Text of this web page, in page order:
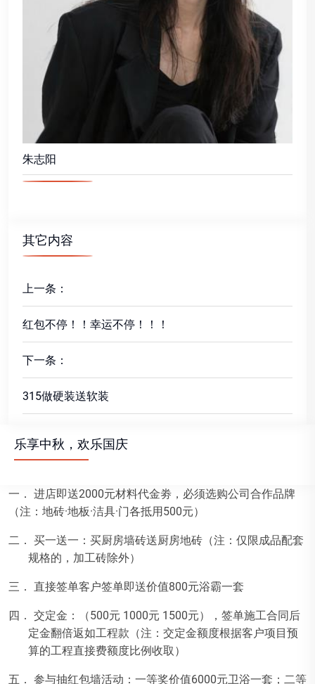
朱志阳
其它内容
上一条：
红包不停！！幸运不停！！！
下一条：
315做硬装送软装
乐享中秋，欢乐国庆
一． 进店即送2000元材料代金劵，必须选购公司合作品牌
（注：地砖·地板·洁具·门各抵用 500元）
二． 买一送一：买厨房墙砖送厨房地砖（注：仅限成品配套
规格的，加工砖除外）
三． 直接签单客户签单即送价值800元浴霸一套
四． 交定金：（500元 1000元 1500元），签单施工合同后
定金翻倍返如工程款（注：交定金额度根据客户项目预
算的工程直接费额度比例收取）
五． 参与抽红包墙活动：一等奖价值6000元卫浴一套；二等